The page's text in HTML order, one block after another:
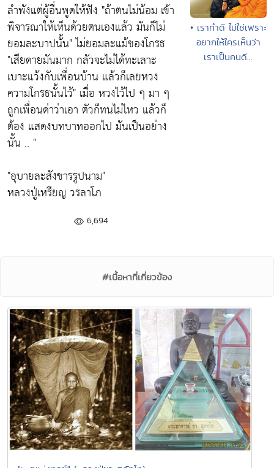
ลำพังแต่ผู้อื่นพูดให้ฟัง "ถ้าตนไม่น้อม เข้า
พิจารณาให้เห็นด้วยตนเองแล้ว มันก็ไม่
ยอมละบาปนั้น"ไม่ยอมละแม้ของโกรธ
"เสียดายมันมาก กลัวจะไม่ได้ทะเลาะ
เบาะแว้งกับเพื่อนบ้าน แล้วก็เลยหวง
ความโกรธนั้นไว้" เมื่อ หวงไว้ไป ๆ มา ๆ
ถูกเพื่อนด่าว่าเอา ตัวก็ทนไม่ไหว แล้วก็
ต้อง แสดงบทบาทออกไป มันเป็นอย่าง
นั้น .. "
"อุบายละสังขารรูปนาม"
หลวงปู่เหรียญ วรลาโภ
6,694
• เราทำดี ไม่ใช่เพราะ
อยากให้ใครเห็นว่า
เราเป็นคนดี...
#เนื้อหาที่เกี่ยวข้อง